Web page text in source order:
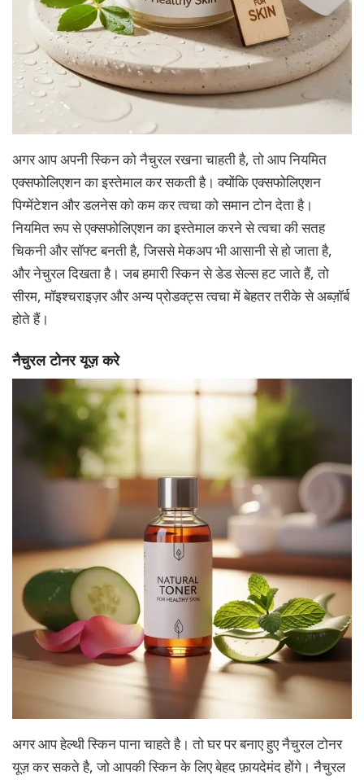
अगर आप अपनी स्किन को नैचुरल रखना चाहती है, तो आप नियमित
एक्सफोलिएशन का इस्तेमाल कर सकती है। क्योंकि एक्सफोलिएशन
पिग्मेंटेशन और डलनेस को कम कर त्वचा को समान टोन देता है।
नियमित रूप से एक्सफोलिएशन का इस्तेमाल करने से त्वचा की सतह
चिकनी और सॉफ्ट बनती है, जिससे मेकअप भी आसानी से हो जाता है,
और नेचुरल दिखता है। जब हमारी स्किन से डेड सेल्स हट जाते हैं, तो
सीरम, मॉइश्चराइज़र और अन्य प्रोडक्ट्स त्वचा में बेहतर तरीके से अब्ज़ॉर्ब
होते हैं।
नैचुरल टोनर यूज़ करे
अगर आप हेल्थी स्किन पाना चाहते है। तो घर पर बनाए हुए नैचुरल टोनर
यूज़ कर सकते है, जो आपकी स्किन के लिए बेहद फ़ायदेमंद होंगे। नैचुरल